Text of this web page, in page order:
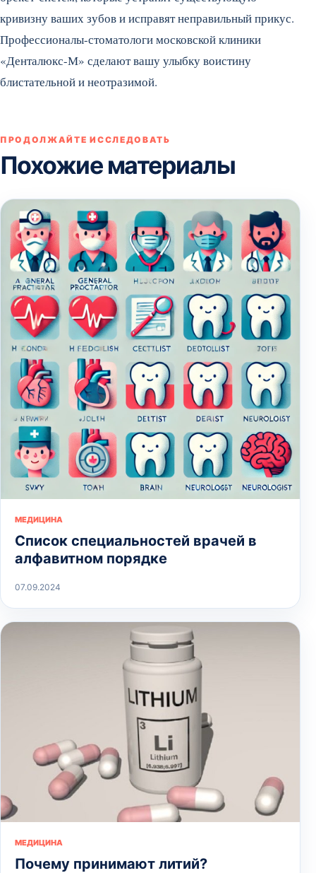
кривизну ваших зубов и исправят неправильный прикус.
Профессионалы-стоматологи московской клиники
«Денталюкс-М» сделают вашу улыбку воистину
блистательной и неотразимой.
ПРОДОЛЖАЙТЕ ИССЛЕДОВАТЬ
Похожие материалы
МЕДИЦИНА
Список специальностей врачей в
алфавитном порядке
07.09.2024
МЕДИЦИНА
Почему принимают литий?